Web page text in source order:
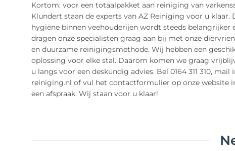
Kortom: voor een totaalpakket aan reiniging van
Klundert staan de experts van AZ Reiniging voor u klaar.
hygiëne binnen veehouderijen wordt steeds belangrijker
dragen onze specialisten graag aan bij met onze
en duurzame reinigingsmethode. Wij hebben een
oplossing voor elke stal. Daarom komen we graag
u langs voor een deskundig advies. Bel 0164 311 310, mail
reiniging.nl of vul het contactformulier op onze website
een afspraak. Wij staan voor u klaar!